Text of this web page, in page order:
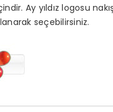
Ay yıldız logosu
seçebilirsiniz.